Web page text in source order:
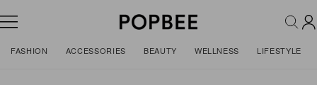
FASHION ACCESSORIES BEAUTY WELLNESS LIFESTYLE